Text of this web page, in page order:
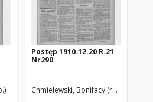
Postęp 1910.12.20 R.21
Nr290
Chmielewski, Bonifacy (red. odp.)